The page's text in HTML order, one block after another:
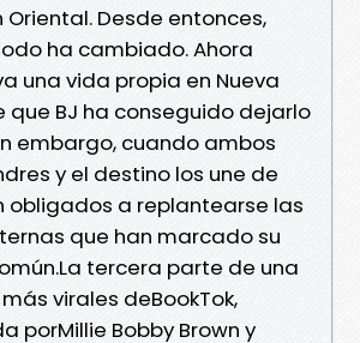
Desde entonces,
ha cambiado. Ahora
una vida propia en Nueva
que BJ ha conseguido dejarlo
embargo, cuando ambos
y el destino los une de
obligados a replantearse las
que han marcado su
tercera parte de una
virales deBookTok,
porMillie Bobby Brown y